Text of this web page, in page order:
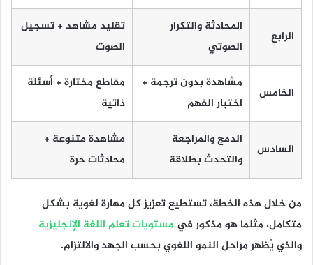
الرابع
المحادثة والتكرار
الصوتي
تقليد مشاهد + تسجيل
الصوت
الخامس
مشاهدة بدون ترجمة +
اختبار الفهم
مقاطع مختارة + أسئلة
ذاتية
السادس
الدمج والمراجعة
والتحدث بطلاقة
مشاهدة متنوعة +
محادثات حرة
من خلال هذه الخطة، تستطيع تعزيز كل مهارة لغوية بشكل
متكامل، مثلما هو مذكور في مستويات تعلم اللغة الإنجليزية
والذي يُظهر مراحل النمو اللغوي بحسب الجهد والالتزام.